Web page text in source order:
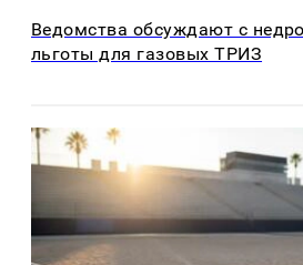
Ведомства обсуждают с
льготы для газовых ТРИЗ